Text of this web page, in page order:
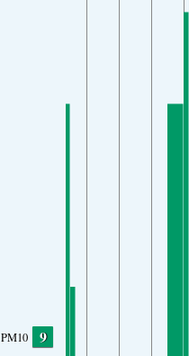
PM10 9